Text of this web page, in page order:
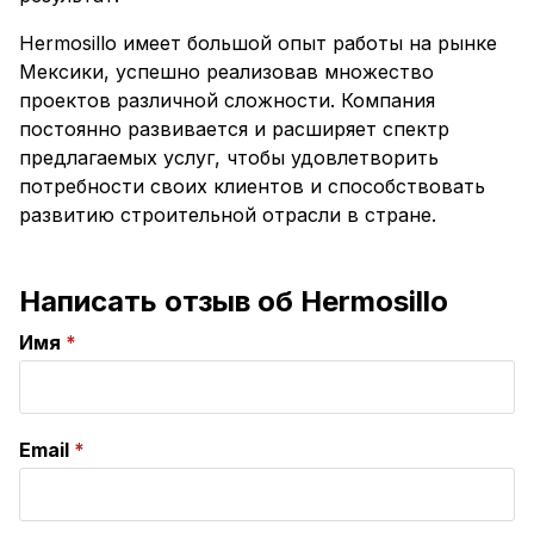
Hermosillo имеет большой опыт работы на рынке
Мексики, успешно реализовав множество
проектов различной сложности. Компания
постоянно развивается и расширяет спектр
предлагаемых услуг, чтобы удовлетворить
потребности своих клиентов и способствовать
развитию строительной отрасли в стране.
Написать отзыв об Hermosillo
Имя
Email